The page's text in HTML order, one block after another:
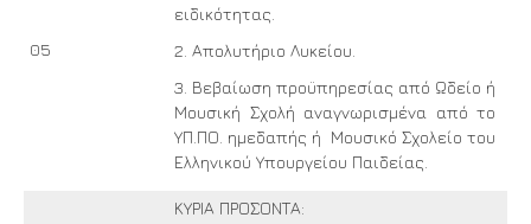
05
ειδικότητας.
2. Απολυτήριο Λυκείου.
3. Βεβαίωση προϋπηρεσίας από Ωδείο ή
Μουσική Σχολή αναγνωρισμένα από το
ΥΠ.ΠΟ. ημεδαπής ή Μουσικό Σχολείο του
Ελληνικού Υπουργείου Παιδείας.
ΚΥΡΙΑ ΠΡΟΣΟΝΤΑ: